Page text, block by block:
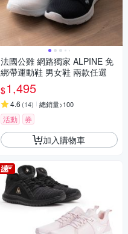
法國公雞 網路獨家 ALPINE 免
綁帶運動鞋 男女鞋 兩款任選
$1,495
4.6 (14) 總銷量>100
活動 券
加入購物車